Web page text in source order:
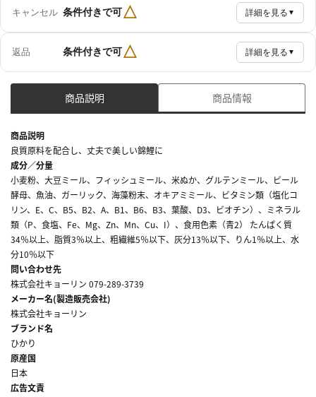
キャンセル 条件付きで可△ 詳細を見る ▼
返品 条件付きで可△ 詳細を見る ▼
商品説明 商品情報
商品説明
良質原料を配合し、丈夫で美しい錦鯉に
成分／分量
小麦粉、大豆ミール、フィッシュミール、米ぬか、グルテンミール、ビール
酵母、魚油、ガーリック、海藻粉末、オキアミミール、ビタミン類（塩化コ
リン、E、C、B5、B2、A、B1、B6、B3、葉酸、D3、ビオチン）、ミネラル
類（P、食塩、Fe、Mg、Zn、Mn、Cu、I）、食用色素（青2） たんぱく質
34％以上、脂質3％以上、粗繊維5％以下、灰分13％以下、りん1％以上、水
分10％以下
問い合わせ先
株式会社キョーリン 079-289-3739
メーカー名(製造販売会社)
株式会社キョーリン
ブランド名
ひかり
原産国
日本
広告文責